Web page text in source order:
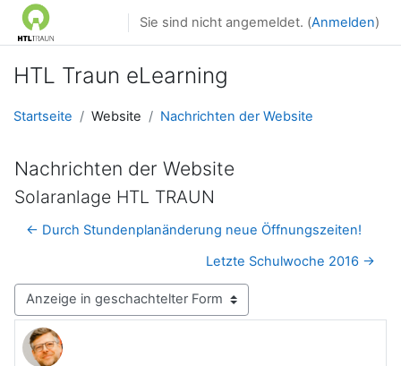
Zum Hauptinhalt
Sie sind nicht angemeldet. (Anmelden)
HTL Traun eLearning
Startseite Website Nachrichten der Website
Nachrichten der Website
Solaranlage HTL TRAUN
← Durch Stundenplanänderung neue Öffnungszeiten!
Letzte Schulwoche 2016 →
Anzeigemodus